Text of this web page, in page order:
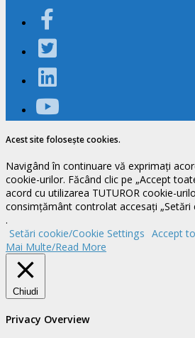
Acest site folosește cookies.
Navigând în continuare vă exprimați
cookie-urilor. Făcând clic pe „Accept
acord cu utilizarea TUTUROR cookie-
consimțământ controlat accesați „Setări
.
Setări cookie/Cookie Settings Accept
Mai Multe/Read More
Chiudi
Privacy Overview